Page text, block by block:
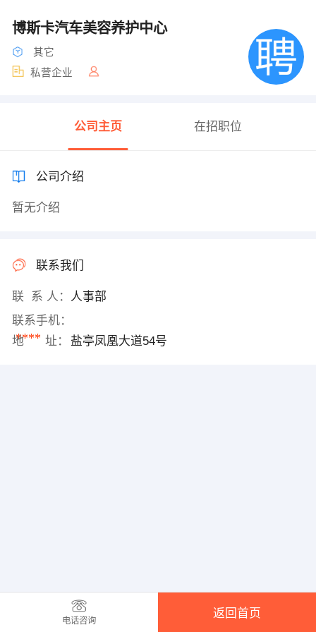
博斯卡汽车美容养护中心
其它
私营企业
公司主页 在招职位
公司介绍
暂无介绍
联系我们
联 系 人： 人事部
联系手机：
****
地 址： 盐亭凤凰大道54号
电话咨询
返回首页